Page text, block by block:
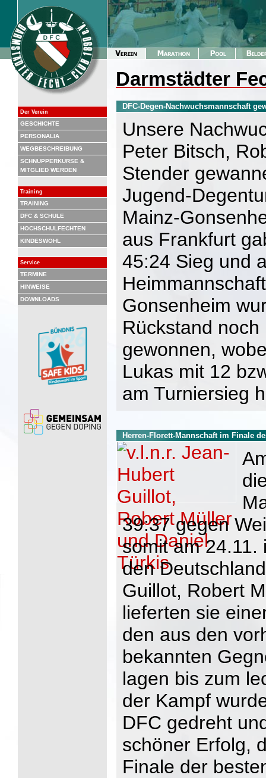
Der Verein
GESCHICHTE
PERSONALIA
WEGBESCHREIBUNG
SCHNUPPERKURSE &
MITGLIED WERDEN
Training
TRAINING
DFC & SCHULE
HOCHSCHULFECHTEN
KINDESWOHL
Service
TERMINE
HINWEISE
DOWNLOADS
Darmstädter
DFC-Degen-Nachwuchsmannschaft
Unsere
Peter Bitsch,
Stender
Jugend-
Mainz-
aus Frankfurt
45:24 Sieg und
Gonsenheim
Rückstand
gewonnen,
Lukas mit 12
am Turniersieg
Herren-Florett-Mannschaft im Finale
39:37 gegen
somit am 24.11.
den
Guillot, Robert
lieferten sie
den aus den
bekannten
lagen bis zum
der Kampf
DFC gedreht
schöner Erfolg,
Finale der